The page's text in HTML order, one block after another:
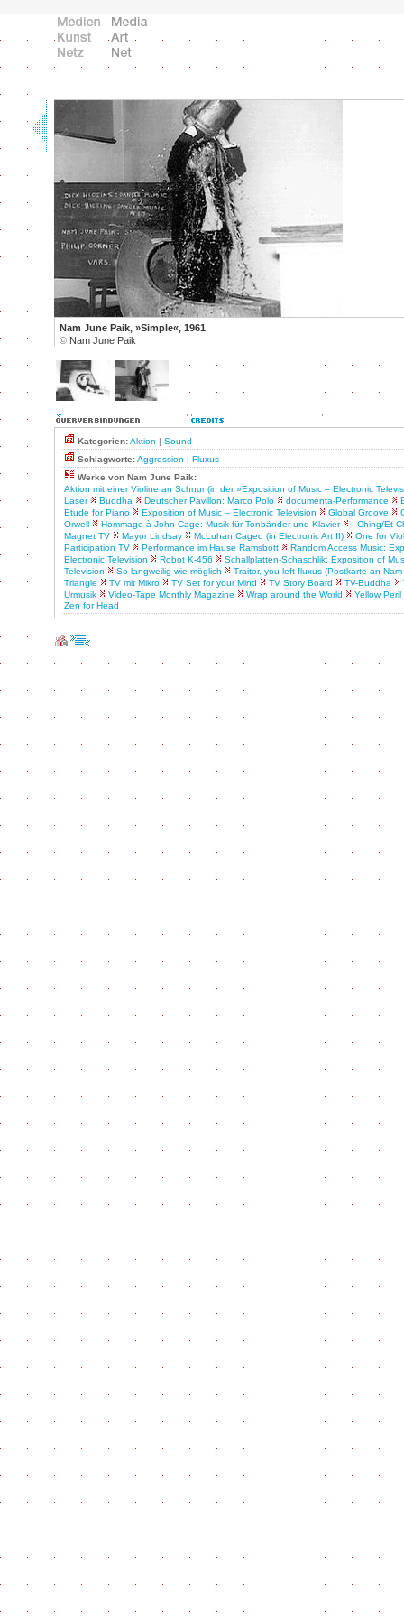
Nam June Paik, »Simple«, 1961
© Nam June Paik
Kategorien:Aktion | Sound
Schlagworte:Aggression | Fluxus
Werke von Nam June Paik:
Aktion mit einer Violine an Schnur (in der »Exposition of Music – Electronic
Laser
Buddha Deutscher Pavillon: Marco Polo documenta-Performance
Etude for Piano
Exposition of Music – Electronic Television Global Groove
Orwell
Hommage à John Cage: Musik für Tonbänder und Klavier
I-Ching/Et-
Magnet TV
Mayor Lindsay McLuhan Caged (in Electronic Art II)
One for
Participation TV
Performance im Hause Ramsbott
Random Access Music:
Electronic Television
Robot K-456
Schallplatten-Schaschlik: Exposition of
Television
So langweilig wie möglich
Traitor, you left fluxus (Postkarte an
Triangle
TV mit Mikro TV Set for your Mind TV Story Board TV-Buddha
Urmusik
Video-Tape Monthly Magazine Wrap around the World
Yellow Peril
Zen for Head